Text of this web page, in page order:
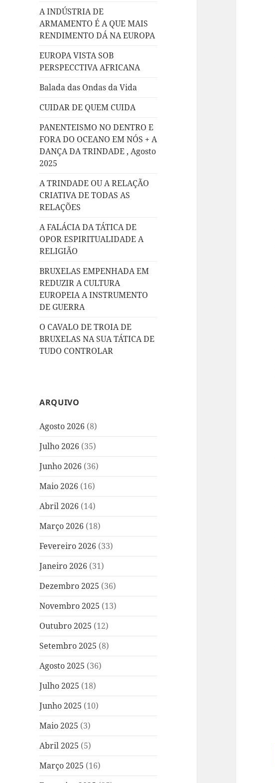
A INDÚSTRIA DE
ARMAMENTO É A QUE MAIS
RENDIMENTO DÁ NA EUROPA
EUROPA VISTA SOB
PERSPECCTIVA AFRICANA
Balada das Ondas da Vida
CUIDAR DE QUEM CUIDA
PANENTEISMO NO DENTRO E
FORA DO OCEANO EM NÓS + A
DANÇA DA TRINDADE , Agosto
2025
A TRINDADE OU A RELAÇÃO
CRIATIVA DE TODAS AS
RELAÇÕES
A FALÁCIA DA TÁTICA DE
OPOR ESPIRITUALIDADE A
RELIGIÃO
BRUXELAS EMPENHADA EM
REDUZIR A CULTURA
EUROPEIA A INSTRUMENTO
DE GUERRA
O CAVALO DE TROIA DE
BRUXELAS NA SUA TÁTICA DE
TUDO CONTROLAR
ARQUIVO
Agosto 2026 (8)
Julho 2026 (35)
Junho 2026 (36)
Maio 2026 (16)
Abril 2026 (14)
Março 2026 (18)
Fevereiro 2026 (33)
Janeiro 2026 (31)
Dezembro 2025 (36)
Novembro 2025 (13)
Outubro 2025 (12)
Setembro 2025 (8)
Agosto 2025 (36)
Julho 2025 (18)
Junho 2025 (10)
Maio 2025 (3)
Abril 2025 (5)
Março 2025 (16)